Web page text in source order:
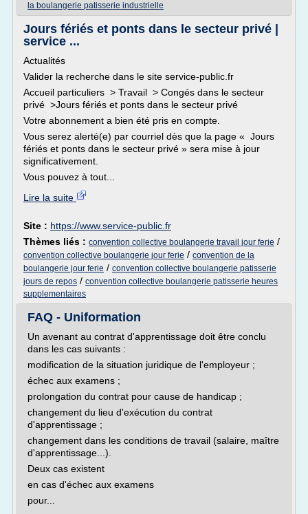
la boulangerie patisserie industrielle
Jours fériés et ponts dans le secteur privé |
service ...
Actualités
Valider la recherche dans le site service-public.fr
Accueil particuliers > Travail > Congés dans le secteur
privé >Jours fériés et ponts dans le secteur privé
Votre abonnement a bien été pris en compte.
Vous serez alerté(e) par courriel dès que la page « Jours
fériés et ponts dans le secteur privé » sera mise à jour
significativement.
Vous pouvez à tout...
Lire la suite
Site : https://www.service-public.fr
Thèmes liés : convention collective boulangerie travail jour ferie /
convention collective boulangerie jour ferie / convention de la
boulangerie jour ferie / convention collective boulangerie patisserie
jours de repos / convention collective boulangerie patisserie heures
supplementaires
FAQ - Uniformation
Un avenant au contrat d'apprentissage doit être conclu
dans les cas suivants :
modification de la situation juridique de l'employeur ;
échec aux examens ;
prolongation du contrat pour cause de handicap ;
changement du lieu d'exécution du contrat
d'apprentissage ;
changement dans les conditions de travail (salaire, maître
d'apprentissage...).
Deux cas existent
en cas d'échec aux examens
pour...